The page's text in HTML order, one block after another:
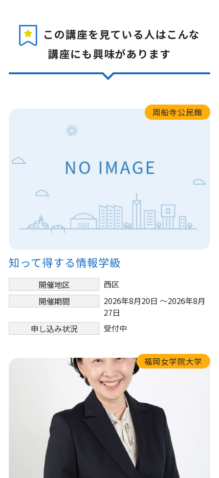
この講座を見ている人はこんな
講座にも興味があります
周船寺公民館
知って得する情報学級
開催地区
西区
開催期間
2026年8月20日 ～2026年8月
27日
申し込み状況
受付中
福岡女学院大学